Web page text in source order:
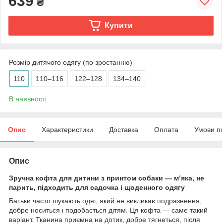
Купити
Розмір дитячого одягу (по зростанню)
110 110–116 122–128 134–140
В наявності
Опис Характеристики Доставка Оплата Умови
Опис
Зручна кофта для дитини з принтом собаки — м’яка, не
парить, підходить для садочка і щоденного одягу
Батьки часто шукають одяг, який не викликає подразнення,
добре носиться і подобається дітям. Ця кофта — саме такий
варіант. Тканина приємна на дотик, добре тягнеться, після